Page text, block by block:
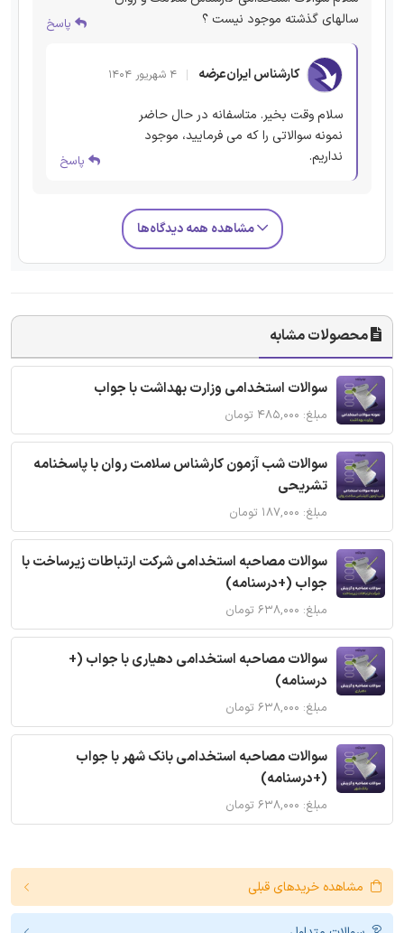
سالهای گذشته موجود نیست ؟
پاسخ
کارشناس ایران‌عرضه ۴ شهریور ۱۴۰۴
سلام وقت بخیر. متاسفانه در حال حاضر
نمونه سوالاتی را که می فرمایید، موجود
نداریم.
پاسخ
مشاهده همه دیدگاه‌ها
محصولات مشابه
سوالات استخدامی وزارت بهداشت با جواب
مبلغ: ۴۸۵,۰۰۰ تومان
سوالات شب آزمون کارشناس سلامت روان با پاسخنامه
تشریحی
مبلغ: ۱۸۷,۰۰۰ تومان
سوالات مصاحبه استخدامی شرکت ارتباطات زیرساخت با
جواب (+درسنامه)
مبلغ: ۶۳۸,۰۰۰ تومان
سوالات مصاحبه استخدامی دهیاری با جواب (+
درسنامه)
مبلغ: ۶۳۸,۰۰۰ تومان
سوالات مصاحبه استخدامی بانک شهر با جواب
(+درسنامه)
مبلغ: ۶۳۸,۰۰۰ تومان
مشاهده خریدهای قبلی